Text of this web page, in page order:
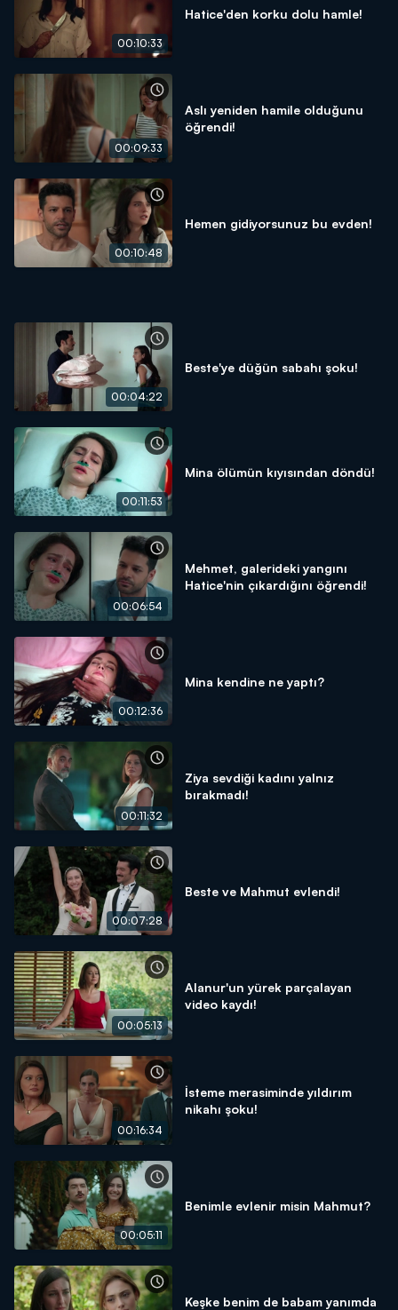
00:10:33
Hatice'den korku dolu hamle!
00:09:33
Aslı yeniden hamile olduğunu
öğrendi!
00:10:48
Hemen gidiyorsunuz bu evden!
00:04:22
Beste'ye düğün sabahı şoku!
00:11:53
Mina ölümün kıyısından döndü!
00:06:54
Mehmet, galerideki yangını
Hatice'nin çıkardığını öğrendi!
00:12:36
Mina kendine ne yaptı?
00:11:32
Ziya sevdiği kadını yalnız
bırakmadı!
00:07:28
Beste ve Mahmut evlendi!
00:05:13
Alanur'un yürek parçalayan
video kaydı!
00:16:34
İsteme merasiminde yıldırım
nikahı şoku!
00:05:11
Benimle evlenir misin Mahmut?
Keşke benim de babam yanımda